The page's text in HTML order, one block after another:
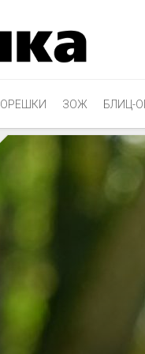
ОРЕШКИ ЗОЖ БЛИЦ-